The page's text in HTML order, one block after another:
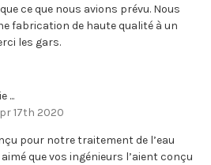
ce que nous avions prévu. Nous
fabrication de haute qualité à un
les gars.
...
17th 2020
pour notre traitement de l’eau
que vos ingénieurs l’aient conçu